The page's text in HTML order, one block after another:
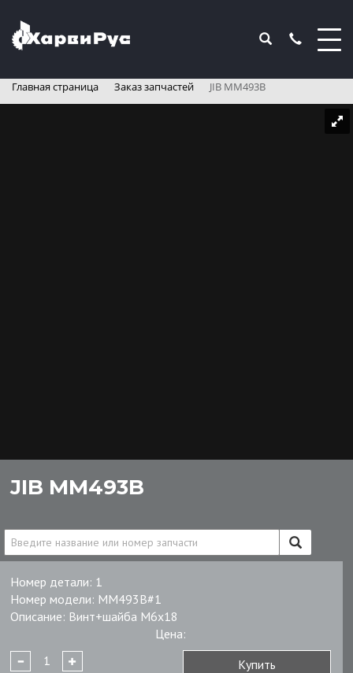
Главная страница Заказ запчастей JIB MM493B
JIB MM493B
Номер детали: 1
Номер модели: MM493B#1
Описание: Винт+шайба M6x18
Цена:
Купить